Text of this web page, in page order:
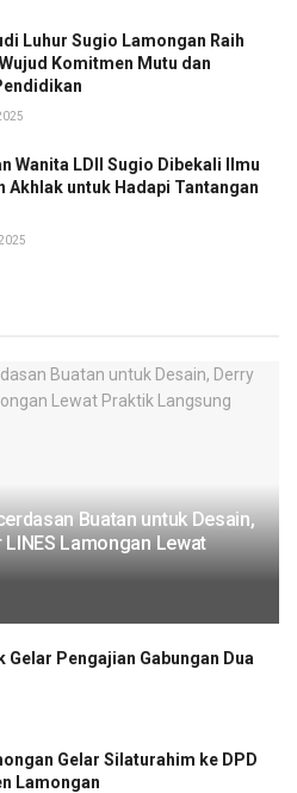
Luhur Sugio Lamongan Raih
Komitmen Mutu dan
Wanita LDII Sugio Dibekali Ilmu
Akhlak untuk Hadapi Tantangan
Buatan untuk Desain,
Lamongan Lewat
Gelar Pengajian Gabungan Dua
Gelar Silaturahim ke DPD
Lamongan